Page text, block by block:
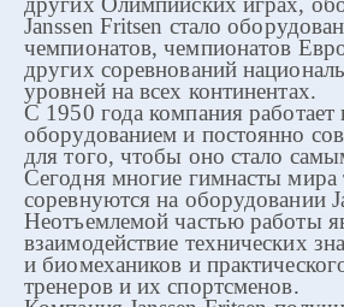
Janssen Fritsen стало
чемпионатов, чемпионатов
других соревнований
уровней на всех континентах.
С 1950 года компания работает
оборудованием и постоянно
для того, чтобы оно стало
Сегодня многие гимнасты мира
соревнуются на оборудовании
Неотъемлемой частью работы
взаимодействие технических
и биомехаников и
тренеров и их спортсменов.